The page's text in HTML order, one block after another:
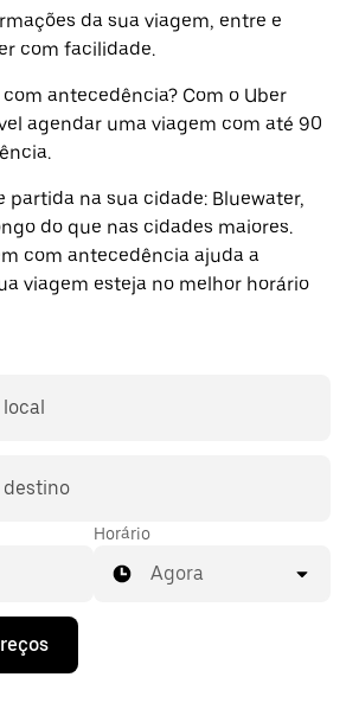
da sua viagem, entre e
com facilidade.
antecedência? Com o Uber
agendar uma viagem com até 90
partida na sua cidade: Bluewater,
do que nas cidades maiores.
com antecedência ajuda a
viagem esteja no melhor horário
destino
Horário
Agora